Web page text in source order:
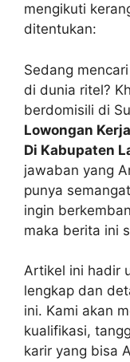
mengikuti
ditentukan:
Sedang
di dunia ritel?
berdomisili di
Lowongan
Di Kabupaten
jawaban yang
punya
ingin
maka berita ini
Artikel ini hadir
lengkap dan
ini. Kami akan
kualifikasi,
karir yang bisa